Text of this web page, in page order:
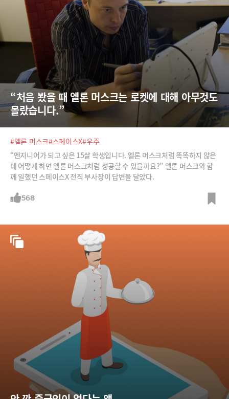
“처음 봤을 때 엘론 머스크는 로켓에 대해 아무것도
몰랐습니다.”
#엘론 머스크#스페이스X#우주
“엔지니어가 되고 싶은 15살 학생입니다. 엘론 머스크처럼 똑똑하지 않은
데 어떻게 하면 엘론 머스크처럼 성공할 수 있을까요?” 엘론 머스크와 함
께 일했던 스페이스X 전직 부사장이 답변을 달았다.
568